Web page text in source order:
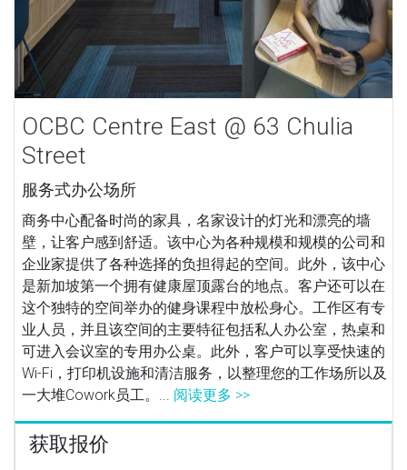
OCBC Centre East @ 63 Chulia
Street
服务式办公场所
商务中心配备时尚的家具，名家设计的灯光和漂亮的墙
壁，让客户感到舒适。该中心为各种规模和规模的公司和
企业家提供了各种选择的负担得起的空间。此外，该中心
是新加坡第一个拥有健康屋顶露台的地点。客户还可以在
这个独特的空间举办的健身课程中放松身心。工作区有专
业人员，并且该空间的主要特征包括私人办公室，热桌和
可进入会议室的专用办公桌。此外，客户可以享受快速的
Wi-Fi，打印机设施和清洁服务，以整理您的工作场所以及
一大堆Cowork员工。... 阅读更多 >>
获取报价